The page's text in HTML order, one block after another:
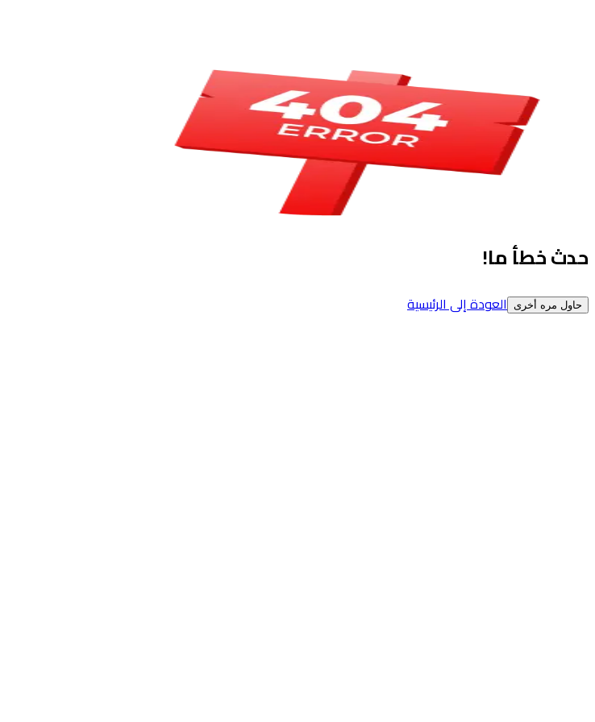
حدث خطأ ما!
حاول مره أخرى العودة إلى الرئيسية